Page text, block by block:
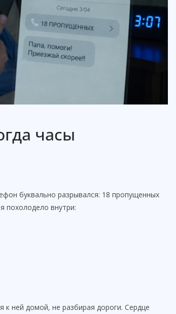
часы
буквально разрывался: 18 пропущенных
похолодело внутри:
к ней домой, не разбирая дороги. Сердце